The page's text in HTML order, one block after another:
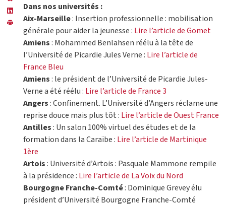
Dans nos universités :
Aix-Marseille: Insertion professionnelle : mobilisation
générale pour aider la jeunesse : Lire l’article de Gomet
Amiens: Mohammed Benlahsen réélu à la tête de
l’Université de Picardie Jules Verne : Lire l’article de
France Bleu
Amiens: le président de l’Université de Picardie Jules-
Verne a été réélu : Lire l’article de France 3
Angers: Confinement. L’Université d’Angers réclame une
reprise douce mais plus tôt : Lire l’article de Ouest France
Antilles: Un salon 100% virtuel des études et de la
formation dans la Caraïbe : Lire l’article de Martinique
1ère
Artois: Université d’Artois : Pasquale Mammone rempile
à la présidence : Lire l’article de La Voix du Nord
Bourgogne Franche-Comté: Dominique Grevey élu
président d’Université Bourgogne Franche-Comté